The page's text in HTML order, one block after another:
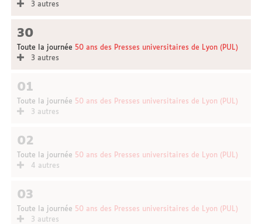
3 autres
30
Toute la journée 50 ans des Presses universitaires de Lyon (PUL)
3 autres
01
Toute la journée 50 ans des Presses universitaires de Lyon (PUL)
3 autres
02
Toute la journée 50 ans des Presses universitaires de Lyon (PUL)
4 autres
03
Toute la journée 50 ans des Presses universitaires de Lyon (PUL)
3 autres